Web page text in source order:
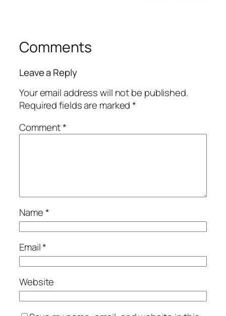
Comments
Leave a Reply
Your email address will not be published.
Required fields are marked*
Comment*
Name*
Email*
Website